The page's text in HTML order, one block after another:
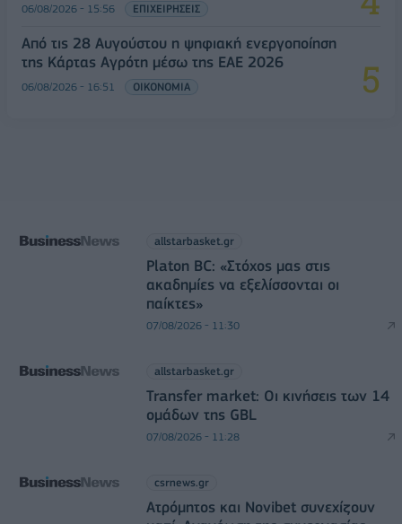
06/08/2026 - 15:56 ΕΠΙΧΕΙΡΗΣΕΙΣ
Από τις 28 Αυγούστου η ψηφιακή ενεργοποίηση
της Κάρτας Αγρότη μέσω της ΕΑΕ 2026
06/08/2026 - 16:51 ΟΙΚΟΝΟΜΙΑ
allstarbasket.gr
Platon BC: «Στόχος μας στις
ακαδημίες να εξελίσσονται οι
παίκτες»
07/08/2026 - 11:30
allstarbasket.gr
Transfer market: Οι κινήσεις των 14
ομάδων της GBL
07/08/2026 - 11:28
csrnews.gr
Ατρόμητος και Novibet συνεχίζουν